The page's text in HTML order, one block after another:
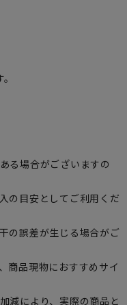
る場合がございますの
の目安としてご利用くだ
の誤差が生じる場合がご
商品現物におすすめサイ
減により、実際の商品と